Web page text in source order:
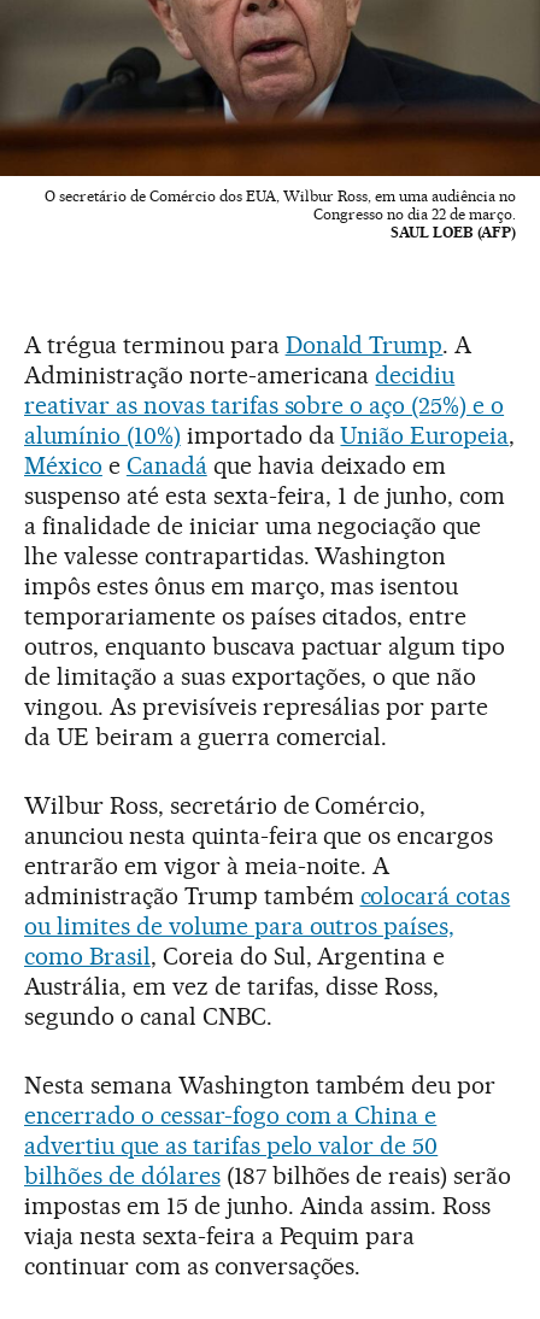
O secretário de Comércio dos EUA, Wilbur Ross, em uma audiência no
Congresso no dia 22 de março.
SAUL LOEB (AFP)
A trégua terminou para Donald Trump. A
Administração norte-americanadecidiu
reativar as novas tarifas sobre o aço (25%) e o
alumínio (10%) importado daUnião Europeia,
México e Canadáque havia deixado em
suspenso até esta sexta-feira, 1 de junho, com
a finalidade de iniciar uma negociação que
lhe valesse contrapartidas. Washington
impôs estes ônus em março, mas isentou
temporariamente os países citados, entre
outros, enquanto buscava pactuar algum tipo
de limitação a suas exportações, o que não
vingou. As previsíveis represálias por parte
da UE beiram a guerra comercial.
Wilbur Ross, secretário de Comércio,
anunciou nesta quinta-feira que os encargos
entrarão em vigor à meia-noite. A
administração Trump também colocará cotas
ou limites de volume para outros países,
como Brasil, Coreia do Sul, Argentina e
Austrália, em vez de tarifas, disse Ross,
segundo o canal CNBC.
Nesta semana Washington também deu por
encerrado o cessar-fogo com a China e
advertiu que as tarifas pelo valor de 50
bilhões de dólares(187 bilhões de reais) serão
impostas em 15 de junho. Ainda assim. Ross
viaja nesta sexta-feira a Pequim para
continuar com as conversações.